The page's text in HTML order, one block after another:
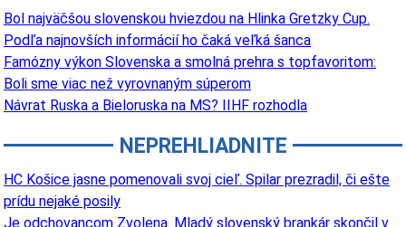
Bol najväčšou slovenskou hviezdou na Hlinka Gretzky Cup.
Podľa najnovších informácií ho čaká veľká šanca
Famózny výkon Slovenska a smolná prehra s topfavoritom:
Boli sme viac než vyrovnaným súperom
Návrat Ruska a Bieloruska na MS? IIHF rozhodla
NEPREHLIADNITE
HC Košice jasne pomenovali svoj cieľ. Spilar prezradil, či ešte
prídu nejaké posily
Je odchovancom Zvolena. Mladý slovenský brankár skončil v